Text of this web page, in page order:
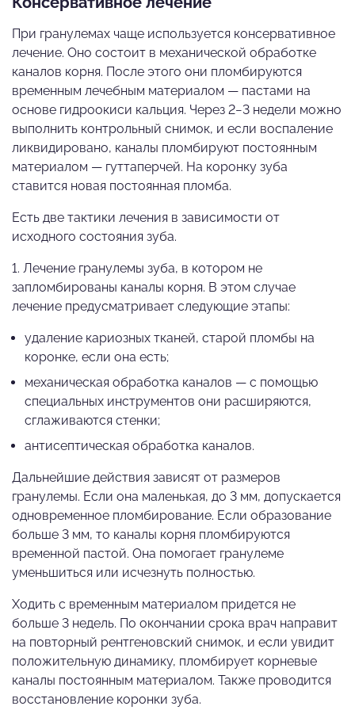
При гранулемах чаще используется консервативное
лечение. Оно состоит в механической обработке
каналов корня. После этого они пломбируются
временным лечебным материалом — пастами на
основе гидроокиси кальция. Через 2−3 недели можно
выполнить контрольный снимок, и если воспаление
ликвидировано, каналы пломбируют постоянным
материалом — гуттаперчей. На коронку зуба
ставится новая постоянная пломба.
Есть две тактики лечения в зависимости от
исходного состояния зуба.
1. Лечение гранулемы зуба, в котором не
запломбированы каналы корня. В этом случае
лечение предусматривает следующие этапы:
удаление кариозных тканей, старой пломбы на
коронке, если она есть;
механическая обработка каналов — с помощью
специальных инструментов они расширяются,
сглаживаются стенки;
антисептическая обработка каналов.
Дальнейшие действия зависят от размеров
гранулемы. Если она маленькая, до 3 мм, допускается
одновременное пломбирование. Если образование
больше 3 мм, то каналы корня пломбируются
временной пастой. Она помогает гранулеме
уменьшиться или исчезнуть полностью.
Ходить с временным материалом придется не
больше 3 недель. По окончании срока врач направит
на повторный рентгеновский снимок, и если увидит
положительную динамику, пломбирует корневые
каналы постоянным материалом. Также проводится
восстановление коронки зуба.